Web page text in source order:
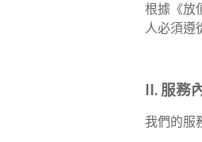
才
招
服
根據《放
人必須遵
II. 服務
我們的服